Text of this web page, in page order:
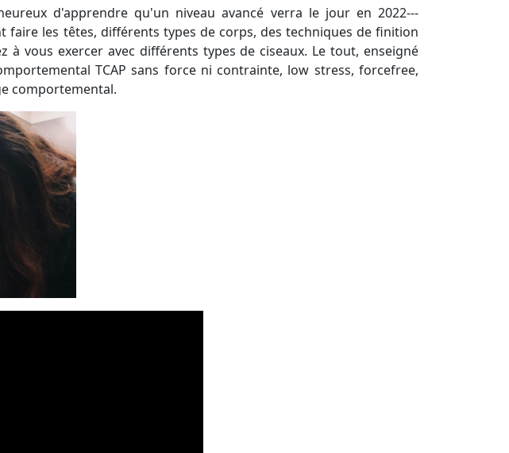
d'apprendre qu'un niveau avancé verra le jour en 2022---
faire les têtes, différents types de corps, des techniques de finition
à vous exercer avec différents types de ciseaux. Le tout, enseigné
TCAP sans force ni contrainte, low stress, forcefree,
comportemental.